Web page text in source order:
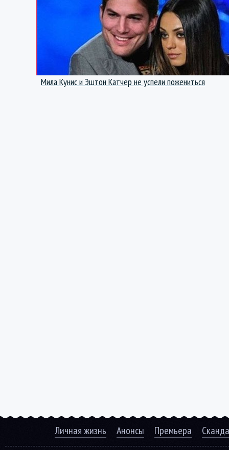
Мила Кунис и Эштон Катчер не успели пожениться
Личная жизнь Анонсы Премьера